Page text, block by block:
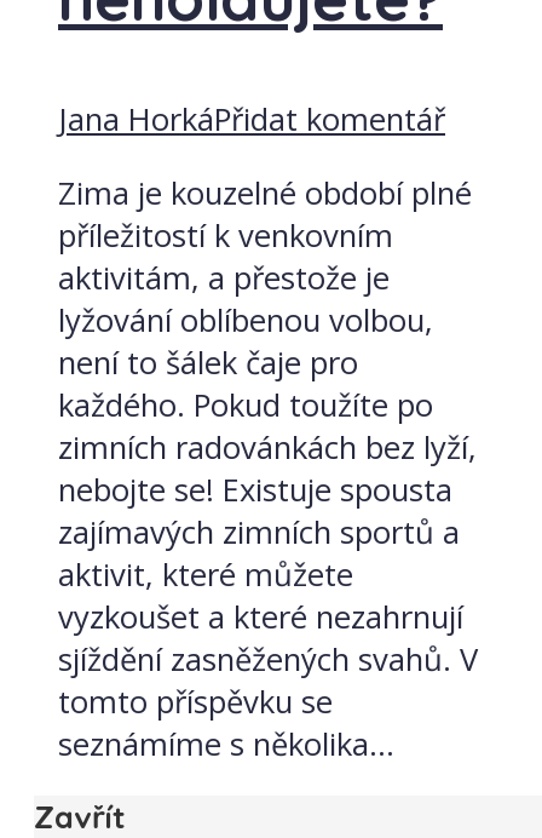
Jana HorkáPřidat komentář
Zima je kouzelné období plné
příležitostí k venkovním
aktivitám, a přestože je
lyžování oblíbenou volbou,
není to šálek čaje pro
každého. Pokud toužíte po
zimních radovánkách bez lyží,
nebojte se! Existuje spousta
zajímavých zimních sportů a
aktivit, které můžete
vyzkoušet a které nezahrnují
sjíždění zasněžených svahů. V
tomto příspěvku se
seznámíme s několika...
Zavřít